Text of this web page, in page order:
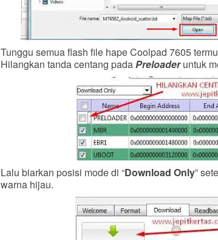
Tunggu semua flash file hape Coolpad 7605
Hilangkan tanda centang padaPreloader untuk
Lalu biarkan posisi mode di “Download Only”
warna hijau.